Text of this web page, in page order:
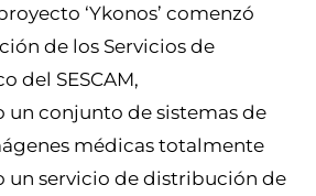
‘Ykonos’ comenzó
de los Servicios de
del SESCAM,
conjunto de sistemas de
médicas totalmente
un servicio de distribución de